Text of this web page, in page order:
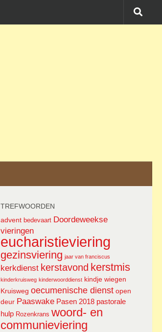
TREFWOORDEN
advent bedevaart Doordeweekse
vieringen
eucharistieviering
gezinsviering jaar van franciscus
kerkdienst kerstavond kerstmis
kinderkruisweg kinderwoorddienst kindje wiegen
Kruisweg oecumenische dienst open
deur Paaswake Pasen 2018 pastorale
hulp Rozenkrans woord- en
communieviering